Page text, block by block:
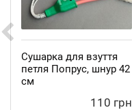
Сушарка для взуття
петля Попрус, шнур 42
см
110 грн